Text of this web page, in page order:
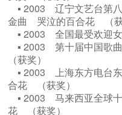
▪ 2003 ​辽宁文艺台第
金曲 哭泣的百合花 （
▪ 2003 全国最受欢迎
▪ 2003 第十届中国歌
（获奖）
▪ 2003 上海东方电台
合花 （获奖）
▪ 2003 马来西亚全球
花 （获奖）